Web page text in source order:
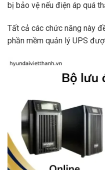
bị bảo vệ nếu điện áp quá
Tất cả các chức năng này
phần mềm quản lý UPS